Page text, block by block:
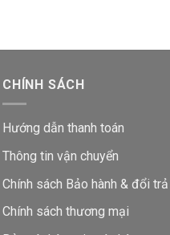
CHÍNH SÁCH
Hướng dẫn thanh toán
Thông tin vận chuyển
Chính sách Bảo hành & đổi trả
Chính sách thương mại